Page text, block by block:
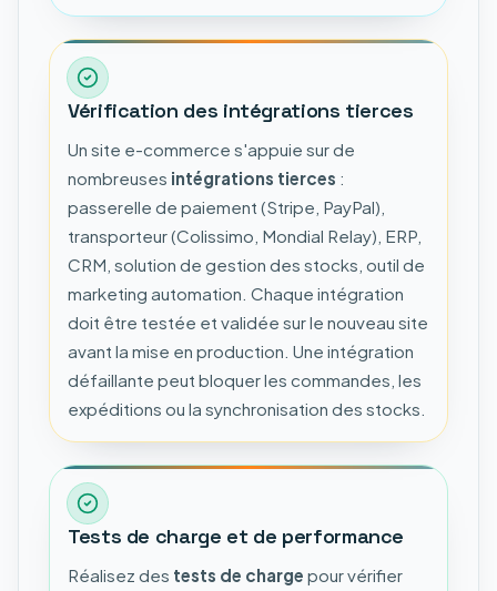
Vérification des intégrations tierces
Un site e-commerce s'appuie sur de
nombreuses intégrations tierces :
passerelle de paiement (Stripe, PayPal),
transporteur (Colissimo, Mondial Relay), ERP,
CRM, solution de gestion des stocks, outil de
marketing automation. Chaque intégration
doit être testée et validée sur le nouveau site
avant la mise en production. Une intégration
défaillante peut bloquer les commandes, les
expéditions ou la synchronisation des stocks.
Tests de charge et de performance
Réalisez des tests de charge pour vérifier